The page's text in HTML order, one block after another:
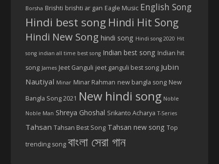
Borsha Brishti brishti ar gan Eagle Music English Song
Hindi best song Hindi Hit Song
Hindi New Song hindi song Hindi song 2020 Hit
song indian all time best song Indian best song Indian hit
song James Jeet Ganguli jeet ganguli best song Jubin
Nautiyal Minar Minar Rahman new bangla song New
Bangla Song 2021 New hindi song Noble
Noble Man Shreya Ghoshal Srikanto Acharya T-Series
Tahsan Tahsan Best Song Tahsan new song Top
trending song বাংলা সেরা গান